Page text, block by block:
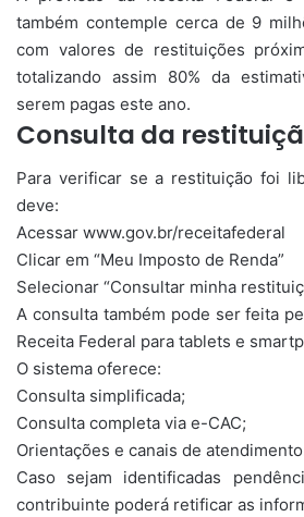
também contemple cerca de 9
com valores de restituições
totalizando assim 80% da
serem pagas este ano.
Consulta da
Para verificar se a restituição foi
deve:
Acessar www.gov.br/receitafederal
Clicar em “Meu Imposto de Renda”
Selecionar “Consultar minha
A consulta também pode ser feita
Receita Federal para tablets e
O sistema oferece:
Consulta simplificada;
Consulta completa via e-CAC;
Orientações e canais de
Caso sejam identificadas
contribuinte poderá retificar as